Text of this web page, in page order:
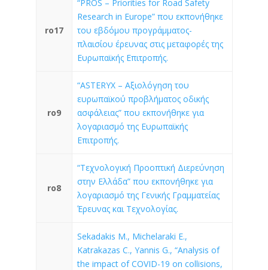
ro17
“PROS – Priorities for Road Safety
Research in Europe” που εκπονήθηκε
του εβδόμου προγράμματος-
πλαισίου έρευνας στις μεταφορές της
Ευρωπαϊκής Επιτροπής.
ro9
“ASTERYX – Αξιολόγηση του
ευρωπαϊκού προβλήματος οδικής
ασφάλειας” που εκπονήθηκε για
λογαριασμό της Ευρωπαϊκής
Επιτροπής.
ro8
“Τεχνολογική Προοπτική Διερεύνηση
στην Ελλάδα” που εκπονήθηκε για
λογαριασμό της Γενικής Γραμματείας
Έρευνας και Τεχνολογίας.
Sekadakis M., Michelaraki E.,
Katrakazas C., Yannis G., “Analysis of
the impact of COVID-19 on collisions,